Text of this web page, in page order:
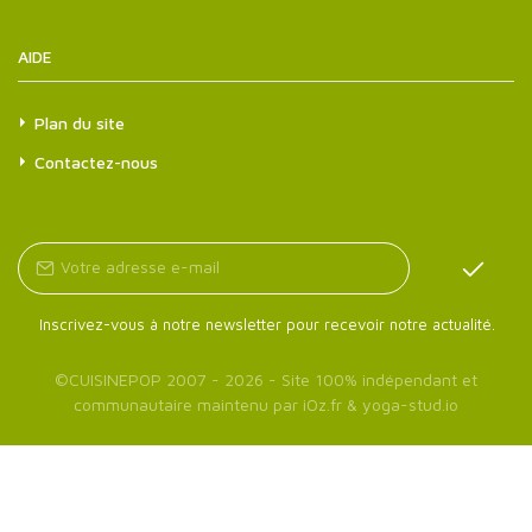
AIDE
Plan du site
Contactez-nous
Inscrivez-vous à notre newsletter pour recevoir notre actualité.
©CUISINEPOP 2007 - 2026 - Site 100% indépendant et
communautaire maintenu par iOz.fr & yoga-stud.io